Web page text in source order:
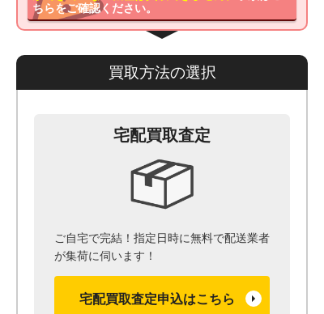
ちらをご確認ください。
買取方法の選択
宅配買取査定
ご自宅で完結！指定日時に無料で配送業者
が集荷に伺います！
宅配買取査定申込はこちら